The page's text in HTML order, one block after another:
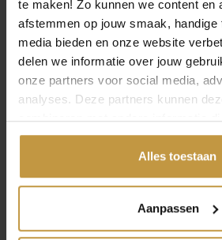
te maken! Zo kunnen we content en
afstemmen op jouw smaak,
media bieden en onze website
delen we informatie over jouw
onze partners voor social media,
analyses. Deze partners kunnen
combineren met andere informatie
gedeeld of die ze hebben
Alles toestaan
Aanpassen
CITIZEN ECO-DRIVE
EM1070-83L HORLOGE
DAMES LADIES GROEN
Direct leverbaar, 1
werkdag